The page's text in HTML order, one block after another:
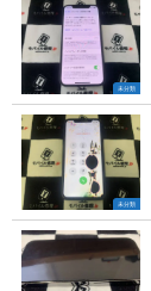
未分類
未分類